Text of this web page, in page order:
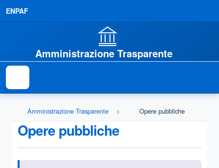
ENPAF
Amministrazione Trasparente
Amministrazione Trasparente Opere pubbliche
Opere pubbliche